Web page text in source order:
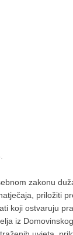
zakonu
priložiti
koji ostvaruju
iz